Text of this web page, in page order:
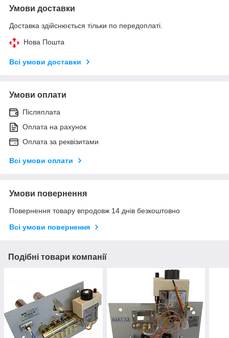
Умови доставки
Доставка здійснюється тільки по передоплаті.
Нова Пошта
Всі умови доставки
Умови оплати
Післяплата
Оплата на рахунок
Оплата за реквізитами
Всі умови оплати
Умови повернення
Повернення товару впродовж 14 днів безкоштовно
Всі умови повернення
Подібні товари компанії